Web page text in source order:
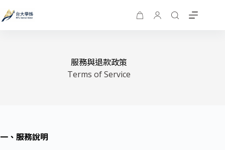
服務與退款政策
Terms of Service
一、服務說明